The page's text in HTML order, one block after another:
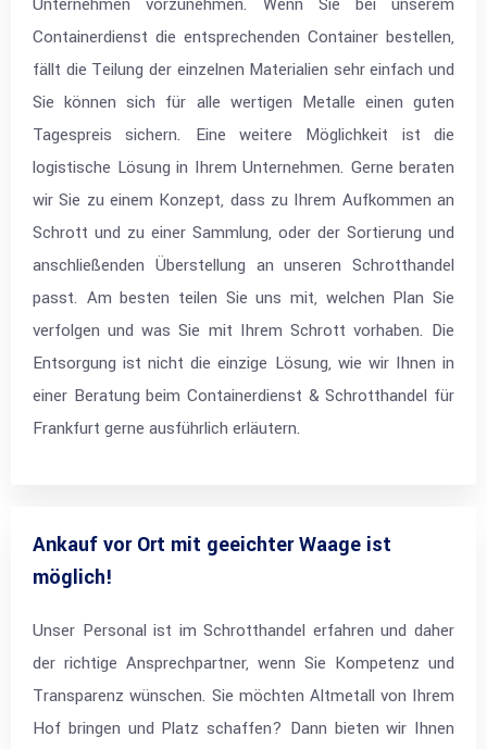
Unternehmen vorzunehmen. Wenn Sie bei unserem
Containerdienst die entsprechenden Container bestellen,
fällt die Teilung der einzelnen Materialien sehr einfach und
Sie können sich für alle wertigen Metalle einen guten
Tagespreis sichern. Eine weitere Möglichkeit ist die
logistische Lösung in Ihrem Unternehmen. Gerne beraten
wir Sie zu einem Konzept, dass zu Ihrem Aufkommen an
Schrott und zu einer Sammlung, oder der Sortierung und
anschließenden Überstellung an unseren Schrotthandel
passt. Am besten teilen Sie uns mit, welchen Plan Sie
verfolgen und was Sie mit Ihrem Schrott vorhaben. Die
Entsorgung ist nicht die einzige Lösung, wie wir Ihnen in
einer Beratung beim Containerdienst & Schrotthandel für
Frankfurt gerne ausführlich erläutern.
Ankauf vor Ort mit geeichter Waage ist
möglich!
Unser Personal ist im Schrotthandel erfahren und daher
der richtige Ansprechpartner, wenn Sie Kompetenz und
Transparenz wünschen. Sie möchten Altmetall von Ihrem
Hof bringen und Platz schaffen? Dann bieten wir Ihnen